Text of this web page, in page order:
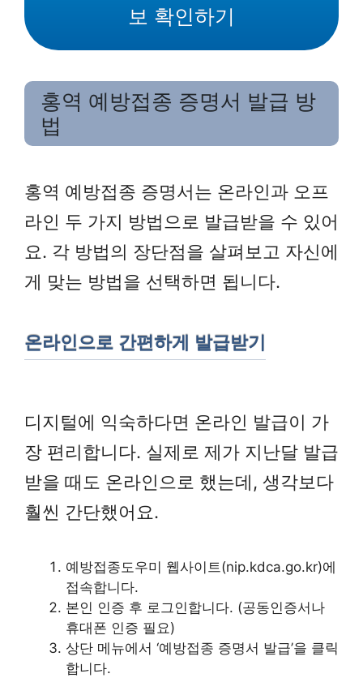
보 확인하기
홍역 예방접종 증명서 발급 방
법
홍역 예방접종 증명서는 온라인과 오프
라인 두 가지 방법으로 발급받을 수 있어
요. 각 방법의 장단점을 살펴보고 자신에
게 맞는 방법을 선택하면 됩니다.
온라인으로 간편하게 발급받기
디지털에 익숙하다면 온라인 발급이 가
장 편리합니다. 실제로 제가 지난달 발급
받을 때도 온라인으로 했는데, 생각보다
훨씬 간단했어요.
예방접종도우미 웹사이트(nip.kdca.go.kr)에
접속합니다.
본인 인증 후 로그인합니다. (공동인증서나
휴대폰 인증 필요)
상단 메뉴에서 ‘예방접종 증명서 발급’을 클릭
합니다.